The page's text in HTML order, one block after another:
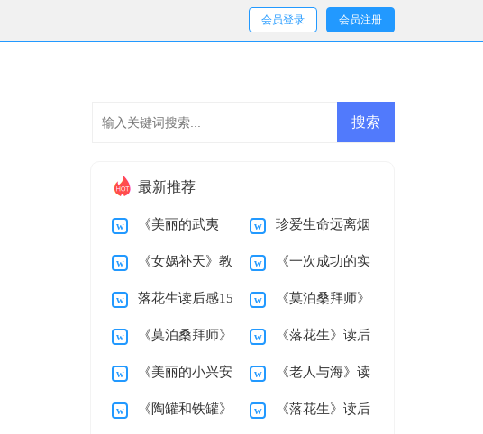
会员登录 会员注册
最新推荐
《美丽的武夷
山》教学设计
珍爱生命远离烟
草演讲稿
《女娲补天》教
学设计
《一次成功的实
验》教学设计
落花生读后感15
篇
《莫泊桑拜师》
教学反思
《莫泊桑拜师》
教学设计
《落花生》读后
感15篇
《美丽的小兴安
岭》第二课时教学设
《老人与海》读
后感200字
《陶罐和铁罐》 《落花生》读后